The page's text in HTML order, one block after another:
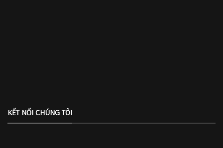
KẾT NỐI CHÚNG TÔI